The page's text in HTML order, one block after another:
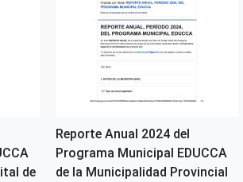
de
Reporte Anual 2024 del
Programa Municipal EDUCCA
de la Municipalidad Provincial